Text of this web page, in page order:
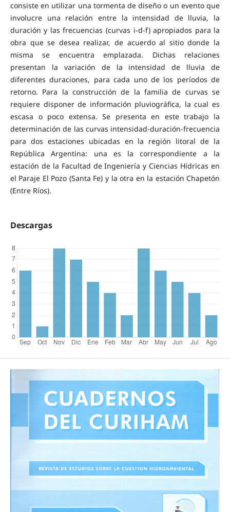
consiste en utilizar una tormenta de diseño o un evento que
involucre una relación entre la intensidad de lluvia, la
duración y las frecuencias (curvas i-d-f) apropiados para la
obra que se desea realizar, de acuerdo al sitio donde la
misma se encuentra emplazada. Dichas relaciones
presentan la variación de la intensidad de lluvia de
diferentes duraciones, para cada uno de los períodos de
retorno. Para la construcción de la familia de curvas se
requiere disponer de información pluviográfica, la cual es
escasa o poco extensa. Se presenta en este trabajo la
determinación de las curvas intensidad-duración-frecuencia
para dos estaciones ubicadas en la región litoral de la
República Argentina: una es la correspondiente a la
estación de la Facultad de Ingeniería y Ciencias Hídricas en
el Paraje El Pozo (Santa Fe) y la otra en la estación Chapetón
(Entre Ríos).
Descargas